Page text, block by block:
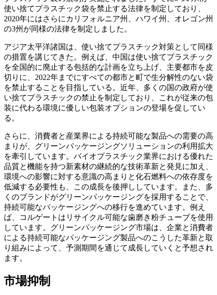
使い捨てプラスチック袋を禁止する法律を制定しており、
2020年にはさらにカリフォルニア州、ハワイ州、オレゴン州
の3州が同様の法律を制定しました。
アジア太平洋諸国は、使い捨てプラスチック対策として同様
の措置を講じてきた。例えば、中国は使い捨てプラスチック
を全国的に廃止する包括的な計画を立ち上げ、主要都市を皮
切りに、2022年までにすべての都市と町で生分解性のない袋
を禁止することを目指している。近年、多くの国の政府が使
い捨てプラスチックの禁止を制定しており、これが従来の包
装に代わる環境に優しい包装オプションの登場を促してい
る。
さらに、消費者と産業界による持続可能な製品への需要の高
まりが、グリーンパッケージングソリューションの利用拡大
を牽引しています。バイオプラスチック業界における優れた
品質と機能を持つ新素材の継続的な技術革新と発見に加え、
環境への影響に対する意識の高まりと化石燃料への依存度を
低減する必要性も、この成長を後押ししています。また、多
くのブランドがグリーンパッケージングを採用することで、
持続可能なパッケージングへの移行を進めています。例え
ば、コルゲートはリサイクル可能な歯磨き粉チューブを使用
しています。グリーンパッケージング市場は、企業と消費者
による持続可能なパッケージング製品へのこうした革新と取
り組みによって、予測期間を通じて成長していくと予想され
ます。
市場抑制